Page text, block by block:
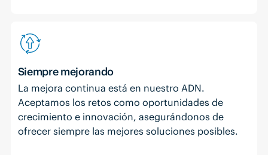
Siempre mejorando
La mejora continua está en nuestro ADN.
Aceptamos los retos como oportunidades de
crecimiento e innovación, asegurándonos de
ofrecer siempre las mejores soluciones posibles.